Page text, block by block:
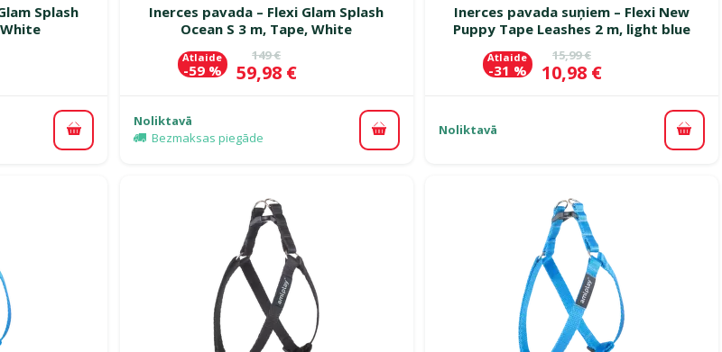
Splash
Pievienot grozam
Inerces pavada – Flexi Glam Splash
Ocean S 3 m, Tape, White
Oriģinālā cena
149 €
Cena
59,98 €
Atlaide
-59 %
Noliktavā
Bezmaksas piegāde
Pievienot grozam
Inerces pavada suņiem – Flexi New
Puppy Tape Leashes 2 m, light blue
Oriģinālā cena
15,99 €
Cena
10,98 €
Atlaide
-31 %
Noliktavā